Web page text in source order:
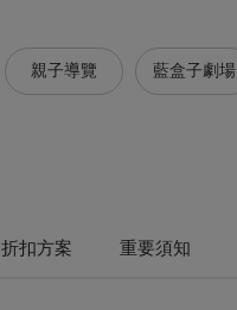
親子導覽 藍盒子劇場
折扣方案 重要須知